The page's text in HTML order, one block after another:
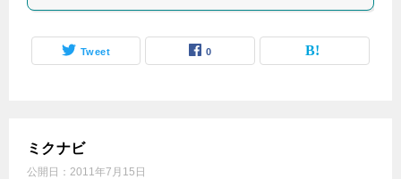
Tweet 0
ミクナビ
公開日： 2011年7月15日